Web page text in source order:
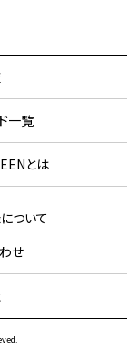
一覧
とは
ついて
せ